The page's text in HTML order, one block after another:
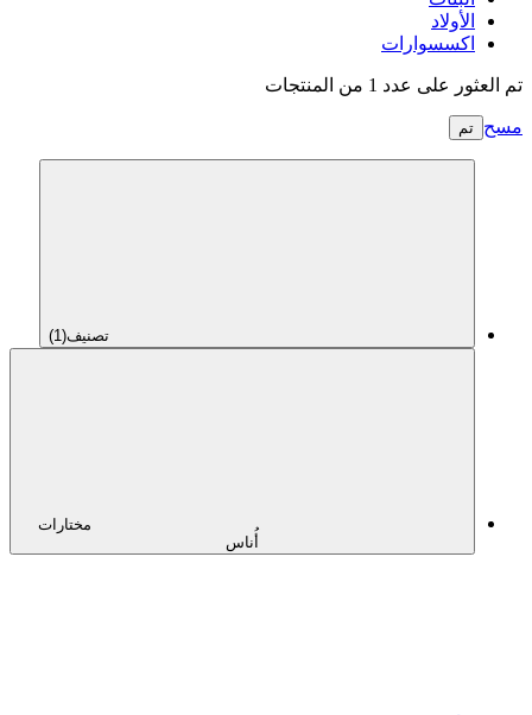
الأولاد
اكسسوارات
تم العثور على عدد 1 من المنتجات
مسح تم
تصنيف(1)
مختارات
أُناس